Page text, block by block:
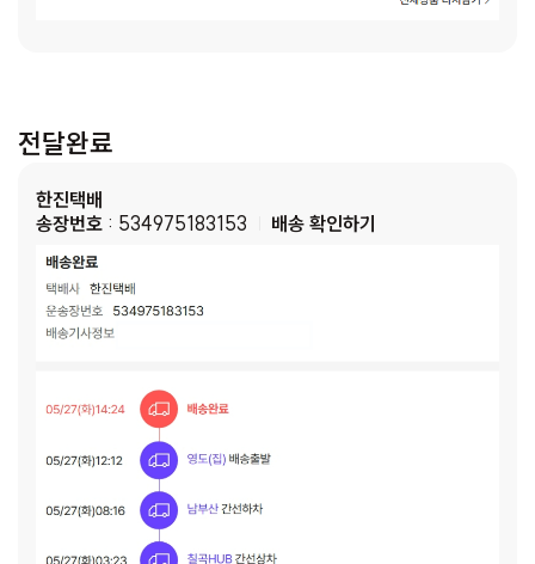
전달완료
한진택배
송장번호 : 534975183153 배송 확인하기